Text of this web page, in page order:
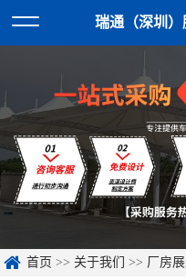
瑞通（深圳）
首页 >> 关于我们 >> 厂房